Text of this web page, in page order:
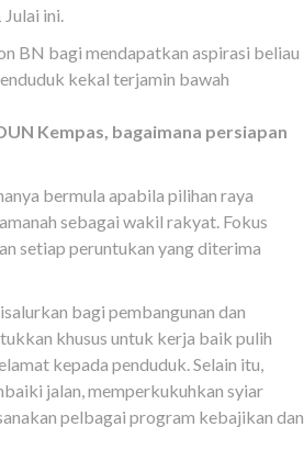
ini.
BN bagi mendapatkan aspirasi beliau
kekal terjamin bawah
Kempas, bagaimana persiapan
bermula apabila pilihan raya
sebagai wakil rakyat. Fokus
setiap peruntukan yang diterima
bagi pembangunan dan
khusus untuk kerja baik pulih
kepada penduduk. Selain itu,
jalan, memperkukuhkan syiar
pelbagai program kebajikan dan